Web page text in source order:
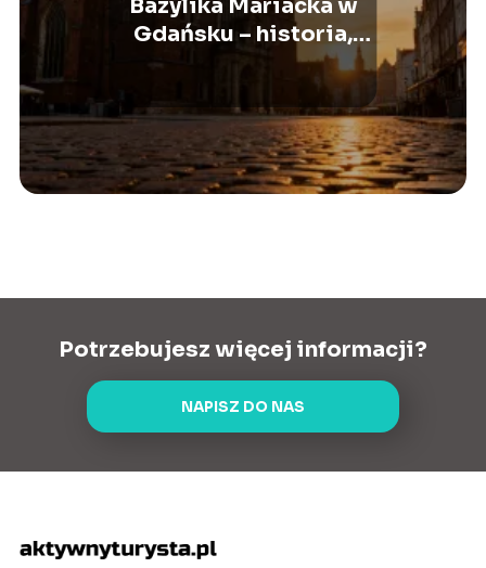
Bazylika Mariacka w
Gdańsku – historia,
zwiedzanie,
Potrzebujesz więcej informacji?
NAPISZ DO NAS